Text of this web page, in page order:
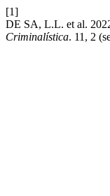
[1]
DE SA, L.L. et al.
Criminalística. 11, 2